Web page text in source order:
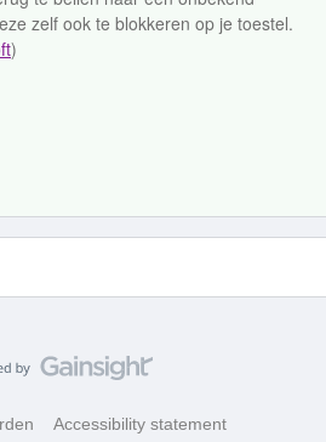
zelf ook te blokkeren op je toestel.
)
Accessibility statement